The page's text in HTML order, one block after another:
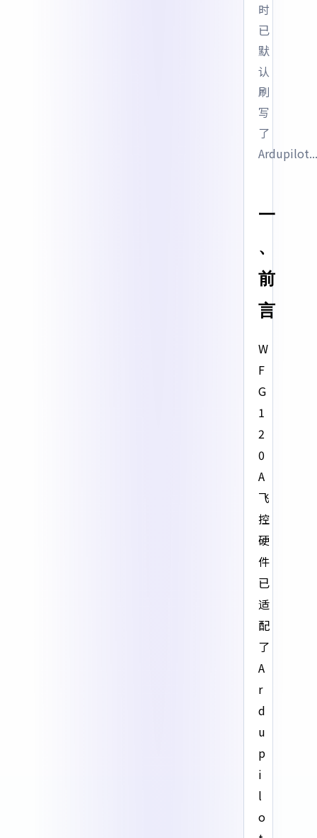
时
已
默
认
刷
写
了
Ardupilot...
一
、
前
言
W
F
G
1
2
0
A
飞
控
硬
件
已
适
配
了
A
r
d
u
p
i
l
o